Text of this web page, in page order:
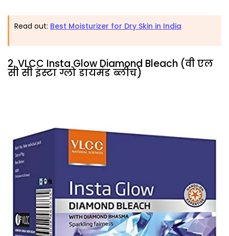
Read out: Best Moisturizer for Dry Skin in India
2. VLCC Insta Glow Diamond Bleach (वी एल
सी सी इंस्टा ग्लो डायमंड ब्लीच)